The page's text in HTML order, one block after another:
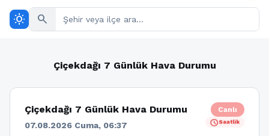
wb_sunny search
Çiçekdağı 7 Günlük Hava Durumu
Çiçekdağı 7 Günlük Hava Durumu
07.08.2026 Cuma, 06:37
Canlı
scheduleSaatlik